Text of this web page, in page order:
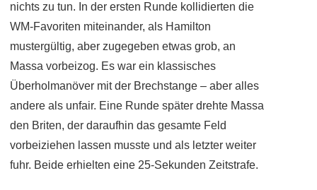
nichts zu tun. In der ersten Runde kollidierten die
WM-Favoriten miteinander, als Hamilton
mustergültig, aber zugegeben etwas grob, an
Massa vorbeizog. Es war ein klassisches
Überholmanöver mit der Brechstange – aber alles
andere als unfair. Eine Runde später drehte Massa
den Briten, der daraufhin das gesamte Feld
vorbeiziehen lassen musste und als letzter weiter
fuhr. Beide erhielten eine 25-Sekunden Zeitstrafe.